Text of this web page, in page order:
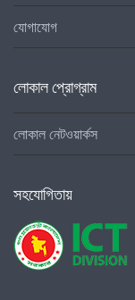
যোগাযোগ
লোকাল প্রোগ্রাম
লোকাল নেটওয়ার্কস
সহযোগিতায়